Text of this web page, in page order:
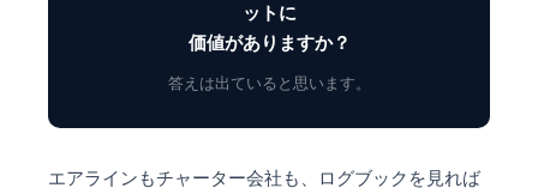
ットに
価値がありますか？
答えは出ていると思います。
エアラインもチャーター会社も、ログブックを見れば